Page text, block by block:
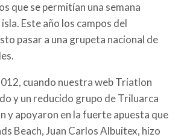
que se permitían una semana
Este año los campos del
pasar a una grupeta nacional de
cuando nuestra web Triatlon
y un reducido grupo de Triluarca
y apoyaron en la fuerte apuesta que
Beach, Juan Carlos Albuitex, hizo